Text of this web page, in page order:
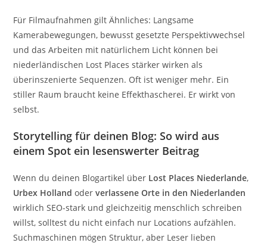
Für Filmaufnahmen gilt Ähnliches: Langsame
Kamerabewegungen, bewusst gesetzte Perspektivwechsel
und das Arbeiten mit natürlichem Licht können bei
niederländischen Lost Places stärker wirken als
überinszenierte Sequenzen. Oft ist weniger mehr. Ein
stiller Raum braucht keine Effekthascherei. Er wirkt von
selbst.
Storytelling für deinen Blog: So wird aus
einem Spot ein lesenswerter Beitrag
Wenn du deinen Blogartikel über Lost Places Niederlande,
Urbex Holland oderverlassene Orte in den Niederlanden
wirklich SEO-stark und gleichzeitig menschlich schreiben
willst, solltest du nicht einfach nur Locations aufzählen.
Suchmaschinen mögen Struktur, aber Leser lieben